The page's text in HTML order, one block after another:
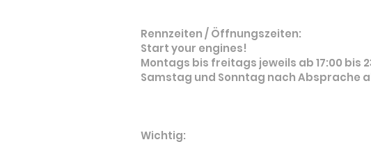
Rennzeiten / Öffnungszeiten:
Start your engines!
Montags bis freitags jeweils ab 17:00 bis
Samstag und Sonntag nach Absprache
Wichtig: